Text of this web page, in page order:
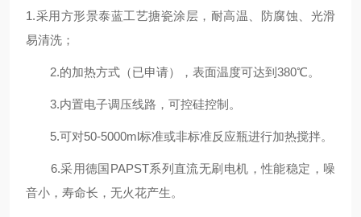
1.采用方形景泰蓝工艺搪瓷涂层，耐高温、防腐蚀、光滑
易清洗；
2.的加热方式（已申请），表面温度可达到380℃。
3.内置电子调压线路，可控硅控制。
5.可对50-5000ml标准或非标准反应瓶进行加热搅拌。
6.采用德国PAPST系列直流无刷电机，性能稳定，噪
音小，寿命长，无火花产生。